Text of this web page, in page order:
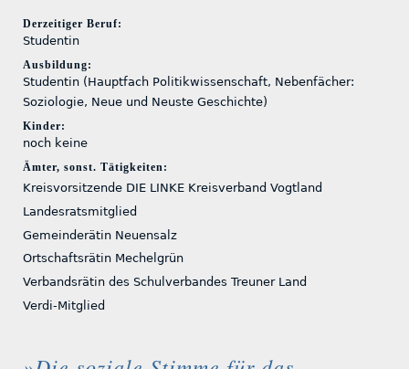
Derzeitiger Beruf:
Studentin
Ausbildung:
Studentin (Hauptfach Politikwissenschaft, Nebenfächer:
Soziologie, Neue und Neuste Geschichte)
Kinder:
noch keine
Ämter, sonst. Tätigkeiten:
Kreisvorsitzende DIE LINKE Kreisverband Vogtland
Landesratsmitglied
Gemeinderätin Neuensalz
Ortschaftsrätin Mechelgrün
Verbandsrätin des Schulverbandes Treuner Land
Verdi-Mitglied